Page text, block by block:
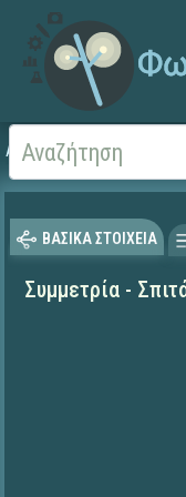
Αρχική ΕΡΓΑ ΙΤΥΕ
ΒΑΣΙΚΑ ΣΤΟΙΧΕΙΑ
Συμμετρία -